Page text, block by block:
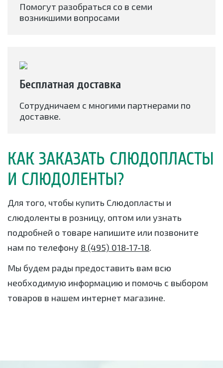
Помогут разобраться со в семи
возникшими вопросами
Бесплатная доставка
Сотрудничаем с многими партнерами по
доставке.
КАК ЗАКАЗАТЬ СЛЮДОПЛАСТЫ
И СЛЮДОЛЕНТЫ?
Для того, чтобы купить Слюдопласты и
слюдоленты в розницу, оптом или узнать
подробней о товаре напишите или позвоните
нам по телефону 8 (495) 018-17-18.
Мы будем рады предоставить вам всю
необходимую информацию и помочь с выбором
товаров в нашем интернет магазине.